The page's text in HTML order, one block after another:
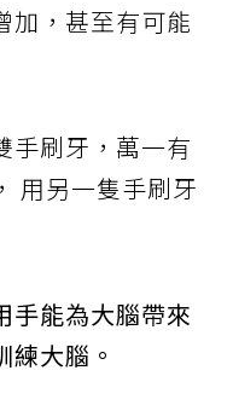
加，甚至有可能
手刷牙，萬一有
用另一隻手刷牙
手能為大腦帶來
大腦。